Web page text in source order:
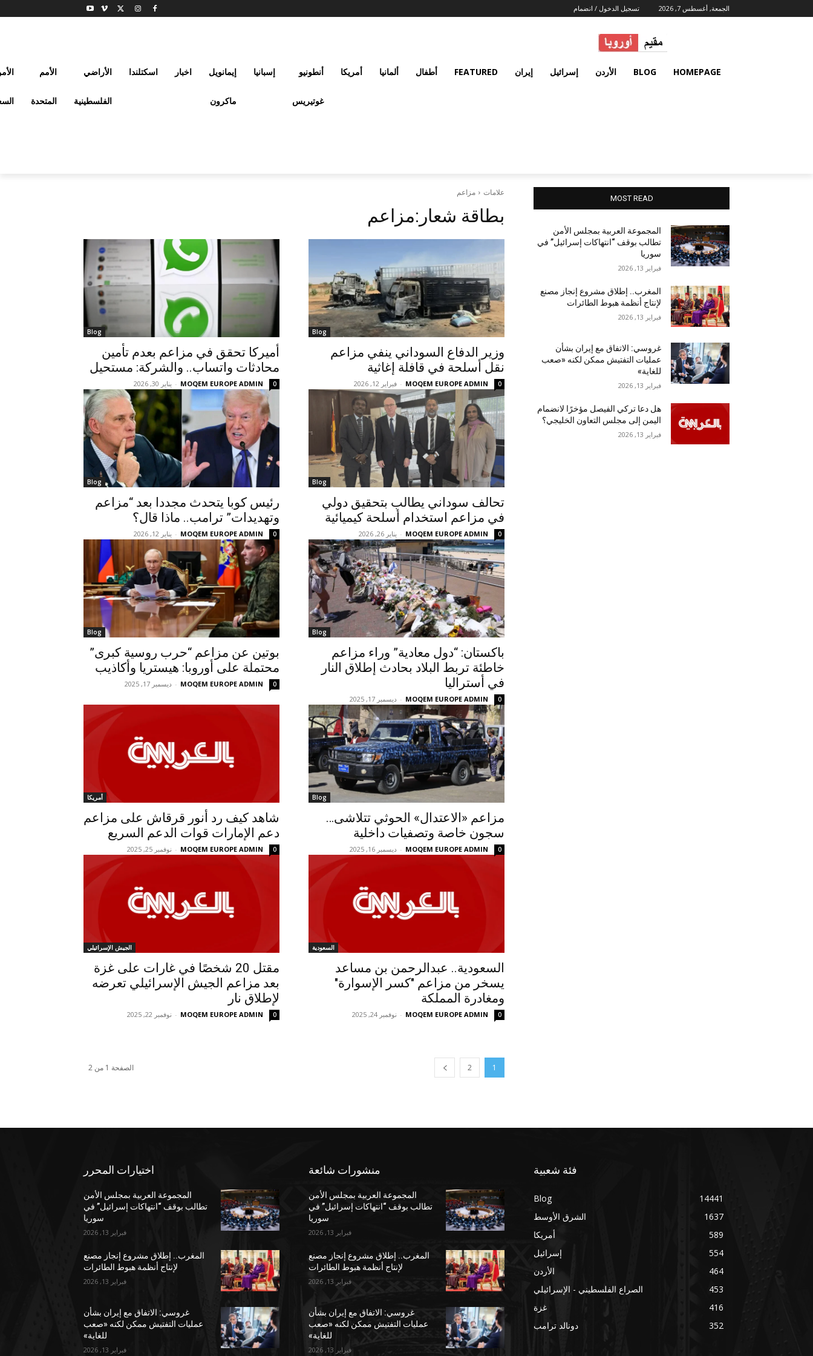
الجمعة, أغسطس 7, 2026 تسجيل الدخول / انضمام
HOMEPAGE
BLOG الأردن إسرائيل إيران FEATURED أطفال ألمانيا أمريكا أنطونيو
غوتيريس
إسبانيا إيمانويل
ماكرون
اخبار اسكتلندا الأراضي
الفلسطينية
الأمم
المتحدة
علامات مزاعم
بطاقة شعار:مزاعم
Blog
وزير الدفاع السوداني ينفي مزاعم
نقل أسلحة في قافلة إغاثية
MOQEM EUROPE ADMIN
- فبراير 12, 2026 0
Blog
أميركا تحقق في مزاعم بعدم تأمين
محادثات واتساب.. والشركة: مستحيل
MOQEM EUROPE ADMIN
- يناير 30, 2026 0
Blog
تحالف سوداني يطالب بتحقيق دولي
في مزاعم استخدام أسلحة كيميائية
MOQEM EUROPE ADMIN
- يناير 26, 2026 0
Blog
رئيس كوبا يتحدث مجددا بعد “مزاعم
وتهديدات” ترامب.. ماذا قال؟
MOQEM EUROPE ADMIN
- يناير 12, 2026 0
Blog
باكستان: “دول معادية” وراء مزاعم
خاطئة تربط البلاد بحادث إطلاق النار
في أستراليا
MOQEM EUROPE ADMIN
- ديسمبر 17, 2025 0
Blog
بوتين عن مزاعم “حرب روسية كبرى”
محتملة على أوروبا: هيستريا وأكاذيب
MOQEM EUROPE ADMIN
- ديسمبر 17, 2025 0
Blog
مزاعم «الاعتدال» الحوثي تتلاشى…
سجون خاصة وتصفيات داخلية
MOQEM EUROPE ADMIN
- ديسمبر 16, 2025 0
أمريكا
شاهد كيف رد أنور قرقاش على مزاعم
دعم الإمارات قوات الدعم السريع
MOQEM EUROPE ADMIN
- نوفمبر 25, 2025 0
السعودية
السعودية.. عبدالرحمن بن مساعد
يسخر من مزاعم "كسر الإسوارة"
ومغادرة المملكة
MOQEM EUROPE ADMIN
- نوفمبر 24, 2025 0
الجيش الإسرائيلي
مقتل 20 شخصًا في غارات على غزة
بعد مزاعم ​​الجيش الإسرائيلي تعرضه
لإطلاق نار
MOQEM EUROPE ADMIN
- نوفمبر 22, 2025 0
1
2 الصفحة 1 من 2
MOST READ
المجموعة العربية بمجلس الأمن
تطالب بوقف “انتهاكات إسرائيل” في
سوريا
فبراير 13, 2026
المغرب.. إطلاق مشروع إنجاز مصنع
لإنتاج أنظمة هبوط الطائرات
فبراير 13, 2026
غروسي: الاتفاق مع إيران بشأن
عمليات التفتيش ممكن لكنه «صعب
للغاية»
فبراير 13, 2026
هل دعا تركي الفيصل مؤخرًا لانضمام
اليمن إلى مجلس التعاون الخليجي؟
فبراير 13, 2026
اختيارات المحرر
المجموعة العربية بمجلس الأمن
تطالب بوقف “انتهاكات إسرائيل” في
سوريا
فبراير 13, 2026
المغرب.. إطلاق مشروع إنجاز مصنع
لإنتاج أنظمة هبوط الطائرات
فبراير 13, 2026
غروسي: الاتفاق مع إيران بشأن
عمليات التفتيش ممكن لكنه «صعب
للغاية»
فبراير 13, 2026
منشورات شائعة
المجموعة العربية بمجلس الأمن
تطالب بوقف “انتهاكات إسرائيل” في
سوريا
فبراير 13, 2026
المغرب.. إطلاق مشروع إنجاز مصنع
لإنتاج أنظمة هبوط الطائرات
فبراير 13, 2026
غروسي: الاتفاق مع إيران بشأن
عمليات التفتيش ممكن لكنه «صعب
للغاية»
فبراير 13, 2026
فئة شعبية
Blog
14441
الشرق الأوسط
1637
أمريكا
589
إسرائيل
554
الأردن
464
الصراع الفلسطيني - الإسرائيلي
453
غزة
416
دونالد ترامب
352